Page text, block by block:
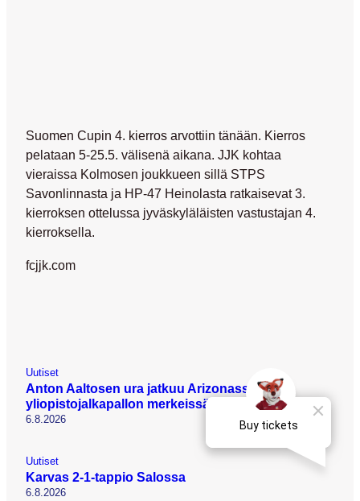
Suomen Cupin 4. kierros arvottiin tänään. Kierros
pelataan 5-25.5. välisenä aikana. JJK kohtaa
vieraissa Kolmosen joukkueen sillä STPS
Savonlinnasta ja HP-47 Heinolasta ratkaisevat 3.
kierroksen ottelussa jyväskyläläisten vastustajan 4.
kierroksella.
fcjjk.com
Uutiset
Anton Aaltosen ura jatkuu Arizonassa
yliopistojalkapallon merkeissä
6.8.2026
Uutiset
Karvas 2-1-tappio Salossa
6.8.2026